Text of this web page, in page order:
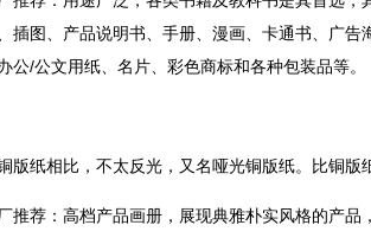
插图、产品说明书、手册、漫画、卡通书、广
公/公文用纸、名片、彩色商标和各种包装品等。
版纸相比，不太反光，又名哑光铜版纸。比铜版
推荐：高档产品画册，展现典雅朴实风格的产品